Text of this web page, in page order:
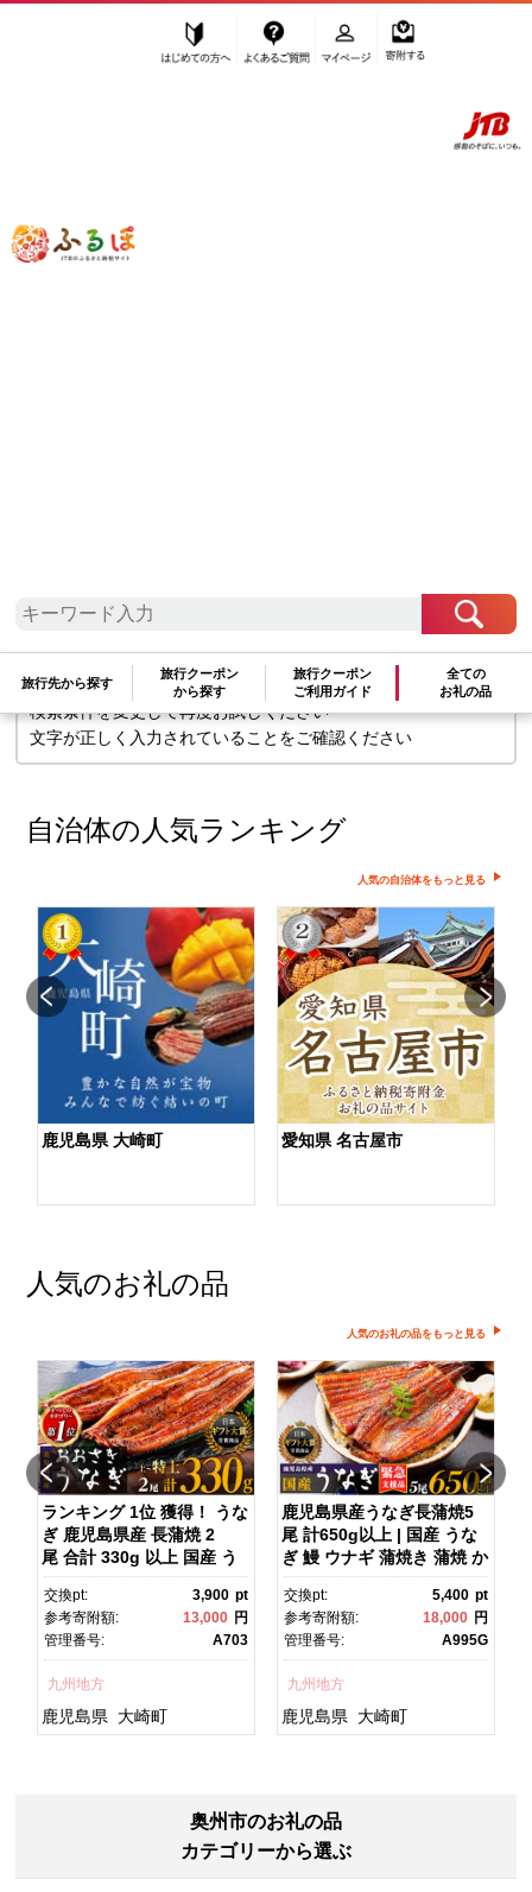
ふるぽ JTBのふるさと納税サイト
旅行先から探す
旅行クーポン
から探す
旅行クーポン
ご利用ガイド
全ての
お礼の品
「ふるさと納税」TOP
民芸品・工芸品
検索条件に一致するお礼の品はありま
検索条件を変更して再度お試しください
文字が正しく入力されていることをご確認ください
自治体の人気ランキング
人気の自治体をもっと見る
鹿児島県 大崎町 愛知県 名古屋市
人気のお礼の品
人気のお礼の品をもっと見る
ランキング 1位 獲得！ うな
ぎ 鹿児島県産 長蒲焼 2
尾 合計 330g 以上 国産 う
なぎ 鰻 ウナギ 蒲焼き 蒲
焼 かばやき 魚 魚介 魚貝 海
鮮 うな重 ひつまぶし 蒲
焼 訳あり ギフト 人気 おす
半島 A703
交換pt: 3,900 pt
参考寄附額:
13,000 円
管理番号:
A703
九州地方
鹿児島県 大崎町
鹿児島県産うなぎ長蒲焼5
尾 計650g以上 | 国産 うな
ぎ 鰻 ウナギ 蒲焼き 蒲焼 か
ばやき unagi うなぎ蒲
焼 土用丑の日 土用の丑の
日 丑の日 魚 魚介 魚貝 海
鮮 うな重 蒲焼 訳あり ギフ
県 大崎町 大隅半
島 A995G 【会員限定のお
礼の品】【うなぎ蒲焼 国
交換pt: 5,400 pt
参考寄附額:
18,000 円
管理番号:
A995G
九州地方
鹿児島県 大崎町
奥州市のお礼の品
カテゴリーから選ぶ